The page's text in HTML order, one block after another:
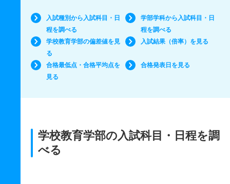
入試種別から入試科目・日
程を調べる
学部学科から入試科目・日
程を調べる
学校教育学部の偏差値を見
る
入試結果（倍率）を見る
合格最低点・合格平均点を
見る
合格発表日を見る
学校教育学部の入試科目・日程を調
べる